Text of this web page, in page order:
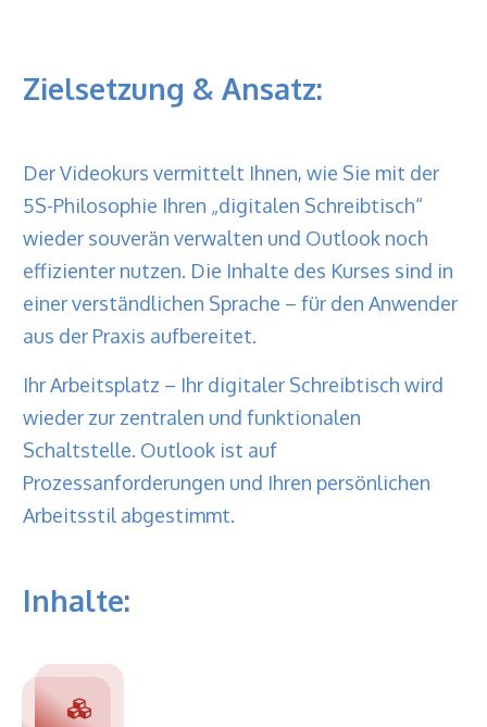
Zielsetzung & Ansatz:
Der Videokurs vermittelt Ihnen, wie Sie mit der
5S-Philosophie Ihren „digitalen Schreibtisch“
wieder souverän verwalten und Outlook noch
effizienter nutzen. Die Inhalte des Kurses sind in
einer verständlichen Sprache – für den Anwender
aus der Praxis aufbereitet.
Ihr Arbeitsplatz – Ihr digitaler Schreibtisch wird
wieder zur zentralen und funktionalen
Schaltstelle. Outlook ist auf
Prozessanforderungen und Ihren persönlichen
Arbeitsstil abgestimmt.
Inhalte: